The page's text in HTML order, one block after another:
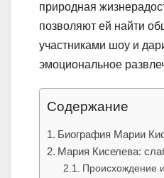
природная
позволяют ей найти
участниками шоу и
эмоциональное
Содержание
Биография Марии
Мария Киселева:
Происхождение